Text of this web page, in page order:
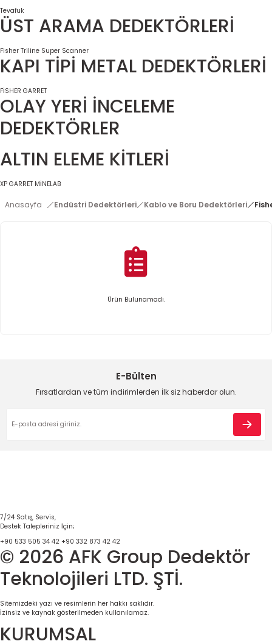
Tevafuk
ÜST ARAMA DEDEKTÖRLERİ
Fisher Triline Super Scanner
KAPI TİPİ METAL DEDEKTÖRLERİ
FİSHER GARRET
OLAY YERİ İNCELEME
DEDEKTÖRLER
ALTIN ELEME KİTLERİ
XP GARRET MİNELAB
Anasayfa Endüstri Dedektörleri Kablo ve Boru Dedektörleri
Ürün Bulunamadı.
E-Bülten
Fırsatlardan ve tüm indirimlerden İlk siz haberdar olun.
7/24 Satış, Servis,
Destek Talepleriniz İçin;
+90 533 505 34 42 +90 332 873 42 42
© 2026 AFK Group Dedektör
Teknolojileri LTD. ŞTİ.
Sitemizdeki yazı ve resimlerin her hakkı saklıdır.
İzinsiz ve kaynak gösterilmeden kullanılamaz.
KURUMSAL